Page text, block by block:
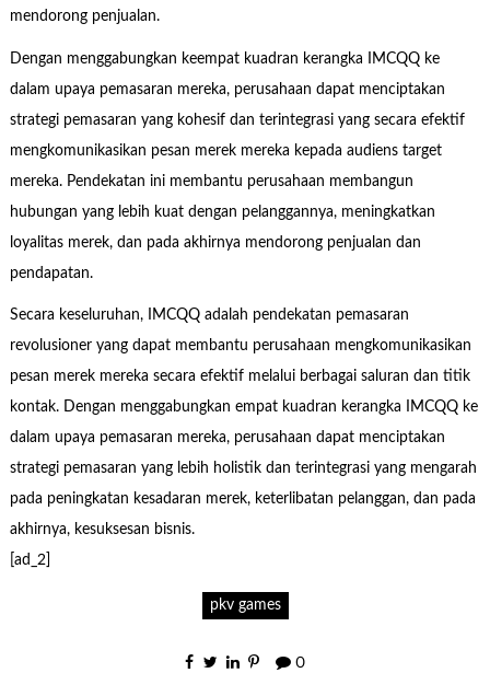
mendorong penjualan.
Dengan menggabungkan keempat kuadran kerangka IMCQQ ke
dalam upaya pemasaran mereka, perusahaan dapat menciptakan
strategi pemasaran yang kohesif dan terintegrasi yang secara efektif
mengkomunikasikan pesan merek mereka kepada audiens target
mereka. Pendekatan ini membantu perusahaan membangun
hubungan yang lebih kuat dengan pelanggannya, meningkatkan
loyalitas merek, dan pada akhirnya mendorong penjualan dan
pendapatan.
Secara keseluruhan, IMCQQ adalah pendekatan pemasaran
revolusioner yang dapat membantu perusahaan mengkomunikasikan
pesan merek mereka secara efektif melalui berbagai saluran dan titik
kontak. Dengan menggabungkan empat kuadran kerangka IMCQQ ke
dalam upaya pemasaran mereka, perusahaan dapat menciptakan
strategi pemasaran yang lebih holistik dan terintegrasi yang mengarah
pada peningkatan kesadaran merek, keterlibatan pelanggan, dan pada
akhirnya, kesuksesan bisnis.
[ad_2]
pkv games
0